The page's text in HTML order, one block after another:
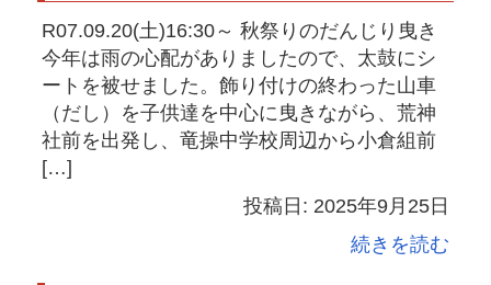
R07.09.20(土)16:30～ 秋祭りのだんじり曳き
今年は雨の心配がありましたので、太鼓にシ
ートを被せました。飾り付けの終わった山車
（だし）を子供達を中心に曳きながら、荒神
社前を出発し、竜操中学校周辺から小倉組前
[…]
投稿日: 2025年9月25日
続きを読む